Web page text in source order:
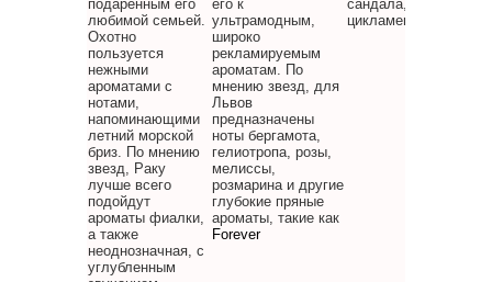
подаренным его
любимой семьей.
Охотно
пользуется
нежными
ароматами с
нотами,
напоминающими
летний морской
бриз. По мнению
звезд, Раку
лучше всего
подойдут
ароматы фиалки,
а также
неоднозначная, с
углубленным
его к
ультрамодным,
широко
рекламируемым
ароматам. По
мнению звезд, для
Львов
предназначены
ноты бергамота,
гелиотропа, розы,
мелиссы,
розмарина и другие
глубокие пряные
ароматы, такие как
Forever
сандала, розы,
цикламена и лимона.